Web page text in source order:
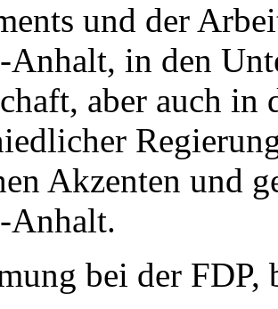
und der
Anhalt, in den
aber auch
Akzenten und
Anhalt.
bei der FDP,